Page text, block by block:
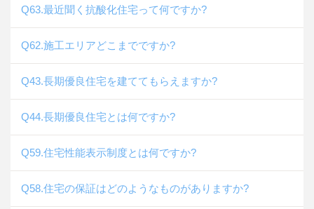
Q63.最近聞く抗酸化住宅って何ですか?
Q62.施工エリアどこまでですか?
Q43.長期優良住宅を建ててもらえますか?
Q44.長期優良住宅とは何ですか?
Q59.住宅性能表示制度とは何ですか?
Q58.住宅の保証はどのようなものがありますか?